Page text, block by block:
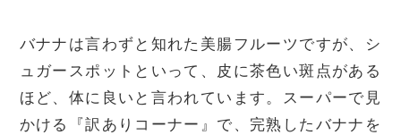
バナナは言わずと知れた美腸フルーツですが、シ
ュガースポットといって、皮に茶色い斑点がある
ほど、体に良いと言われています。スーパーで見
かける『訳ありコーナー』で、完熟したバナナを